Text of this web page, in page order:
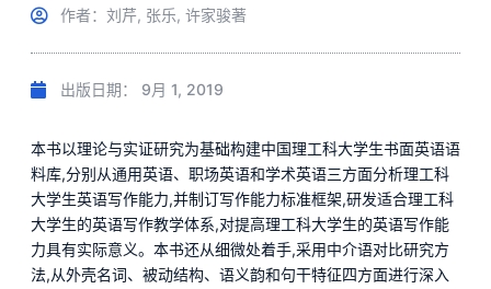
作者：刘芹, 张乐, 许家骏著
出版日期： 9月 1, 2019
本书以理论与实证研究为基础构建中国理工科大学生书面英语语
料库,分别从通用英语、职场英语和学术英语三方面分析理工科
大学生英语写作能力,并制订写作能力标准框架,研发适合理工科
大学生的英语写作教学体系,对提高理工科大学生的英语写作能
力具有实际意义。本书还从细微处着手,采用中介语对比研究方
法,从外壳名词、被动结构、语义韵和句干特征四方面进行深入